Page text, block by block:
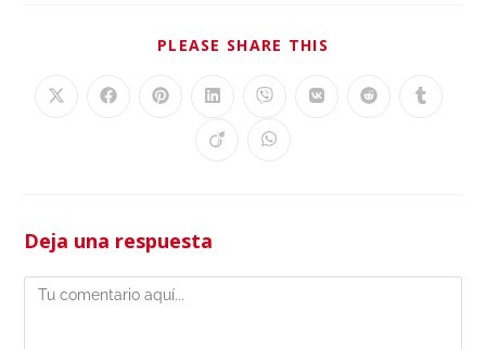
PLEASE SHARE THIS
Deja una respuesta